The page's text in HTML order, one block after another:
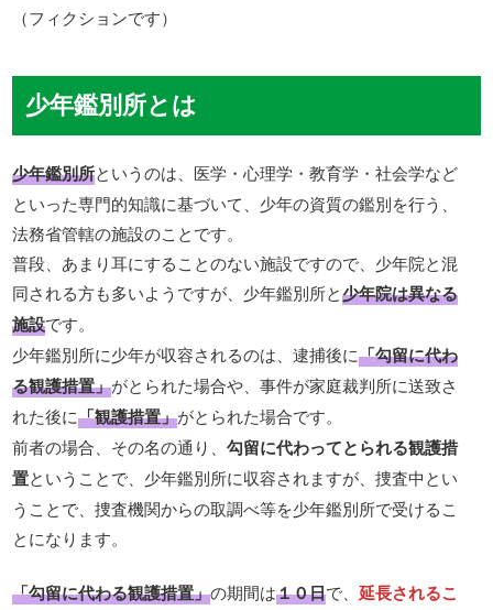
（フィクションです）
少年鑑別所とは
少年鑑別所というのは、医学・心理学・教育学・社会学など
といった専門的知識に基づいて、少年の資質の鑑別を行う、
法務省管轄の施設のことです。
普段、あまり耳にすることのない施設ですので、少年院と混
同される方も多いようですが、少年鑑別所と少年院は異なる
施設です。
少年鑑別所に少年が収容されるのは、逮捕後に「勾留に代わ
る観護措置」がとられた場合や、事件が家庭裁判所に送致さ
れた後に「観護措置」がとられた場合です。
前者の場合、その名の通り、勾留に代わってとられる観護措
置ということで、少年鑑別所に収容されますが、捜査中とい
うことで、捜査機関からの取調べ等を少年鑑別所で受けるこ
とになります。
「勾留に代わる観護措置」の期間は１０日で、延長されるこ